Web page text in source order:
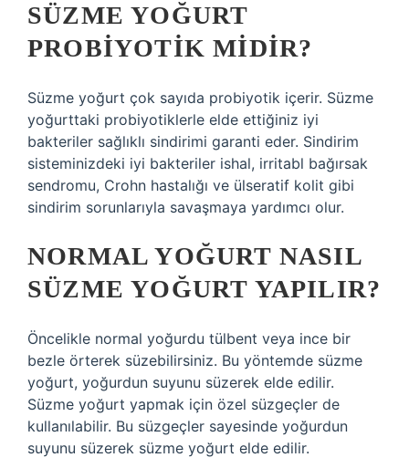
SÜZME YOĞURT
PROBIYOTIK MIDIR?
Süzme yoğurt çok sayıda probiyotik içerir. Süzme
yoğurttaki probiyotiklerle elde ettiğiniz iyi
bakteriler sağlıklı sindirimi garanti eder. Sindirim
sisteminizdeki iyi bakteriler ishal, irritabl bağırsak
sendromu, Crohn hastalığı ve ülseratif kolit gibi
sindirim sorunlarıyla savaşmaya yardımcı olur.
NORMAL YOĞURT NASIL
SÜZME YOĞURT YAPILIR?
Öncelikle normal yoğurdu tülbent veya ince bir
bezle örterek süzebilirsiniz. Bu yöntemde süzme
yoğurt, yoğurdun suyunu süzerek elde edilir.
Süzme yoğurt yapmak için özel süzgeçler de
kullanılabilir. Bu süzgeçler sayesinde yoğurdun
suyunu süzerek süzme yoğurt elde edilir.